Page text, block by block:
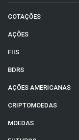
COTAÇÕES
AÇÕES
FIIS
BDRS
AÇÕES AMERICANAS
CRIPTOMOEDAS
MOEDAS